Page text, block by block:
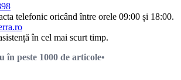
telefonic oricând între orele 09:00 și 18:00.
în cel mai scurt timp.
în peste 1000 de articole•